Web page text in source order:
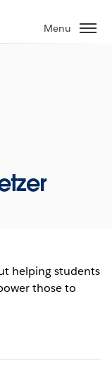
Menu
helping students
those to